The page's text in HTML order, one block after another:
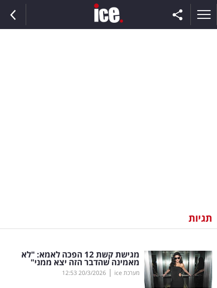
וצרכנות
דיגיטל
וטק
תגיות
מגישת קשת 12 הפכה לאמא: "לא
מאמינה שהדבר הזה יצא ממני"
מערכת ice |
20/3/2026
12:53